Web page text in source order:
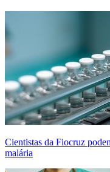
Cientistas da Fiocruz
malária